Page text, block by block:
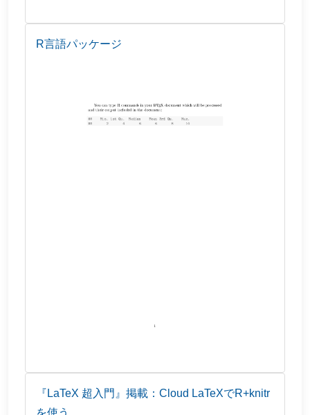
R言語パッケージ
『LaTeX 超入門』掲載：Cloud LaTeXでR+knitr
を使う